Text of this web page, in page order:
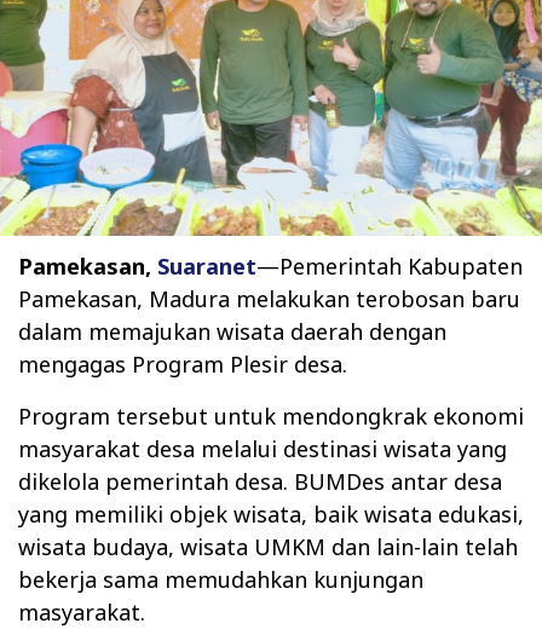
Pamekasan, Suaranet—Pemerintah Kabupaten
Pamekasan, Madura melakukan terobosan baru
dalam memajukan wisata daerah dengan
mengagas Program Plesir desa.
Program tersebut untuk mendongkrak ekonomi
masyarakat desa melalui destinasi wisata yang
dikelola pemerintah desa. BUMDes antar desa
yang memiliki objek wisata, baik wisata edukasi,
wisata budaya, wisata UMKM dan lain-lain telah
bekerja sama memudahkan kunjungan
masyarakat.